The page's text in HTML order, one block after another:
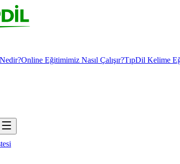
Online Eğitimimiz Nasıl Çalışır?TıpDil Kelime